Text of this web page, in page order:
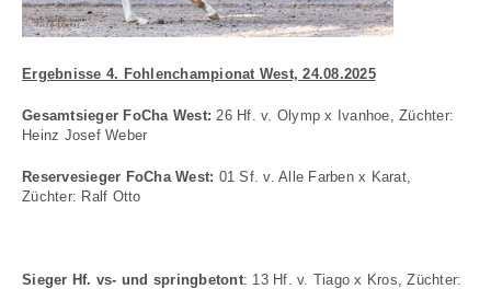
Ergebnisse 4. Fohlenchampionat West, 24.08.2025
Gesamtsieger FoCha West: 26 Hf. v. Olymp x Ivanhoe, Züchter:
Heinz Josef Weber
Reservesieger FoCha West: 01 Sf. v. Alle Farben x Karat,
Züchter: Ralf Otto
Sieger Hf. vs- und springbetont: 13 Hf. v. Tiago x Kros, Züchter: